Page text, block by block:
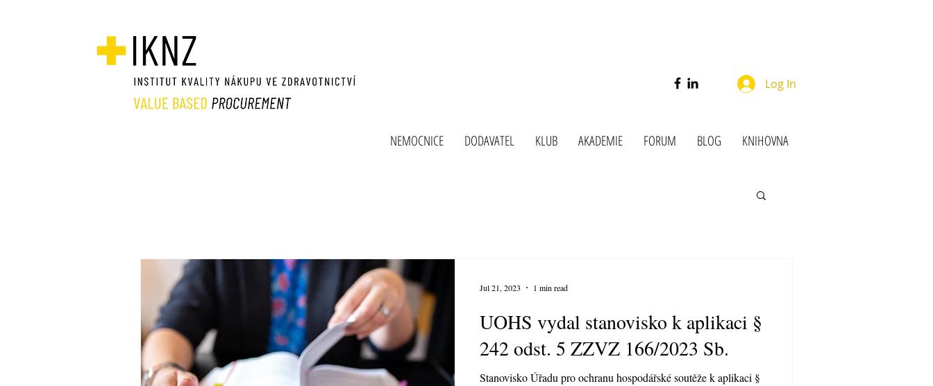
Log In
NEMOCNICE DODAVATEL KLUB AKADEMIE FORUM BLOG KNIHOVNA
UOHS vydal stanovisko k aplikaci §
242 odst. 5 ZZVZ 166/2023 Sb.
Stanovisko Úřadu pro ochranu hospodářské soutěže k aplikaci §
Jul 21, 2023 1 min read